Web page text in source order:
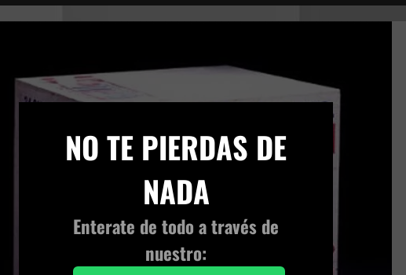
NO TE PIERDAS DE
NADA
Enterate de todo a través de
nuestro: